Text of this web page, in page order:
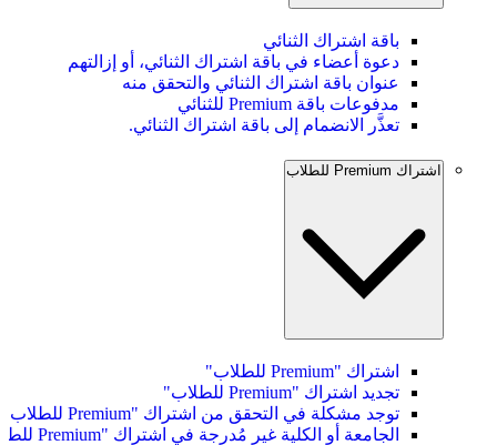
باقة اشتراك الثنائي
دعوة أعضاء في باقة اشتراك الثنائي، أو إزالتهم
عنوان باقة اشتراك الثنائي والتحقق منه
مدفوعات باقة Premium للثنائي
تعذَّر الانضمام إلى باقة اشتراك الثنائي.
اشتراك Premium للطلاب
اشتراك "Premium للطلاب"
تجديد اشتراك "Premium للطلاب"
توجد مشكلة في التحقق من اشتراك "Premium للطلاب"
الجامعة أو الكلية غير مُدرجة في اشتراك "Premium للطلاب"